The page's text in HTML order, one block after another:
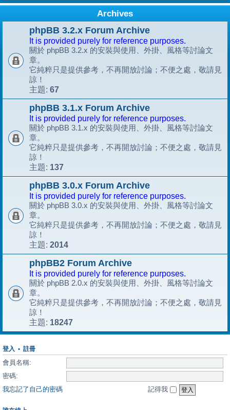
Archives
phpBB 3.2.x Forum Archive
It is provided purely for reference purposes.
關於 phpBB 3.2.x 的安裝與使用、外掛、風格等討論文
章。
它純粹只是提供參考，不再開放討論；不便之處，敬請見
諒！
主題: 67
phpBB 3.1.x Forum Archive
It is provided purely for reference purposes.
關於 phpBB 3.1.x 的安裝與使用、外掛、風格等討論文
章。
它純粹只是提供參考，不再開放討論；不便之處，敬請見
諒！
主題: 137
phpBB 3.0.x Forum Archive
It is provided purely for reference purposes.
關於 phpBB 3.0.x 的安裝與使用、外掛、風格等討論文
章。
它純粹只是提供參考，不再開放討論；不便之處，敬請見
諒！
主題: 2014
phpBB2 Forum Archive
It is provided purely for reference purposes.
關於 phpBB 2.0.x 的安裝與使用、外掛、風格等討論文
章。
它純粹只是提供參考，不再開放討論；不便之處，敬請見
諒！
主題: 18247
登入 • 註冊
會員名稱:
密碼:
我忘記了自己的密碼
記得我